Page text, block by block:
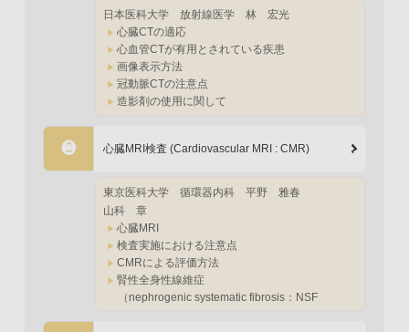
日本医科大学 放射線医学
林 宏光
心臓CTの適応
心血管CTが有用とされている疾患
画像表示方法
冠動脈CTの注意点
造影剤の使用に関して
❷ 心臓MRI検査 (Cardiovascular MRI : CMR)
東京医科大学 循環器内科
平野 雅春
山科 章
心臓MRI
検査実施における注意点
CMRによる評価方法
腎性全身性線維症
（nephrogenic systematic fibrosis：NSF